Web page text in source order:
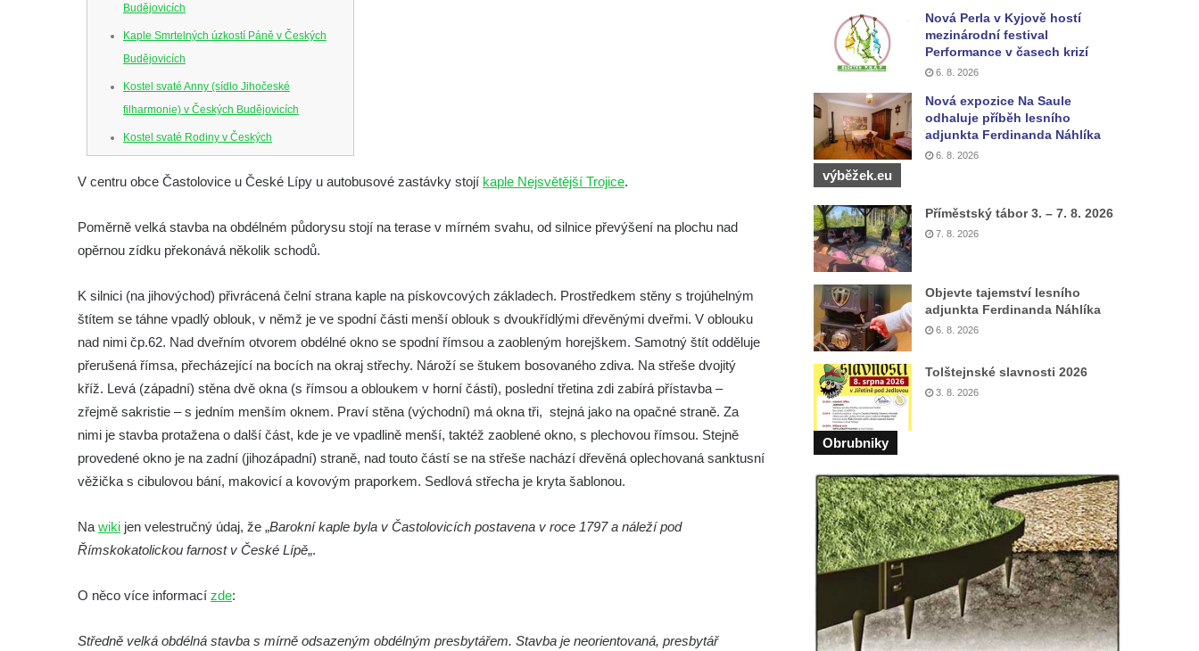
Budějovicích
Kaple Smrtelných úzkostí Páně v Českých
Budějovicích
Kostel svaté Anny (sídlo Jihočeské
filharmonie) v Českých Budějovicích
Kostel svaté Rodiny v Českých
Budějovicích
Kostel Obětování Panny Marie u kláštera
Kostel Všech svatých v Kamenném Újezdě
Dělnická v Kamenném Újezdě
Bývalý kostel svatých Filipa a Jakuba na
náměstí J. V. Kamarýta ve Velešíně
Kaple na hřbitově ve Velešíně
Márnice na hřbitově ve Velešíně
Kostel svatého Václava ve Velešíně
Poutní areál Římov
Kostel svatého Ducha v poutním areálu
Křížová cesta Římov – XXV. kaple – Boží
hrob
V centru obce Častolovice u České Lípy u autobusové zastávky stojí kaple Nejsvětější Trojice.
Poměrně velká stavba na obdélném půdorysu stojí na terase v mírném svahu, od silnice převýšení na plochu nad
opěrnou zídku překonává několik schodů.
K silnici (na jihovýchod) přivrácená čelní strana kaple na pískovcových základech. Prostředkem stěny s trojúhelným
štítem se táhne vpadlý oblouk, v němž je ve spodní části menší oblouk s dvoukřídlými dřevěnými dveřmi. V oblouku
nad nimi čp.62. Nad dveřním otvorem obdélné okno se spodní římsou a zaobleným horejškem. Samotný štít odděluje
přerušená římsa, přecházející na bocích na okraj střechy. Nároží se štukem bosovaného zdiva. Na střeše dvojitý
kříž. Levá (západní) stěna dvě okna (s římsou a obloukem v horní části), poslední třetina zdi zabírá přístavba –
zřejmě sakristie – s jedním menším oknem. Praví stěna (východní) má okna tři, stejná jako na opačné straně. Za
nimi je stavba protažena o další část, kde je ve vpadlině menší, taktéž zaoblené okno, s plechovou římsou. Stejně
provedené okno je na zadní (jihozápadní) straně, nad touto částí se na střeše nachází dřevěná oplechovaná sanktusní
věžička s cibulovou bání, makovicí a kovovým praporkem. Sedlová střecha je kryta šablonou.
Na wiki jen velestručný údaj, že „Barokní kaple byla v Častolovicích postavena v roce 1797 a náleží pod
Římskokatolickou farnost v České Lípě„.
O něco více informací zde:
Středně velká obdélná stavba s mírně odsazeným obdélným presbytářem. Stavba je neorientovaná, presbytář
Nová Perla v Kyjově hostí
mezinárodní festival
Performance v časech krizí
6. 8. 2026
Nová expozice Na Saule
odhaluje příběh lesního
adjunkta Ferdinanda Náhlíka
6. 8. 2026
výběžek.eu
Příměstský tábor 3. – 7. 8. 2026
7. 8. 2026
Objevte tajemství lesního
adjunkta Ferdinanda Náhlíka
6. 8. 2026
Tolštejnské slavnosti 2026
3. 8. 2026
Obrubniky